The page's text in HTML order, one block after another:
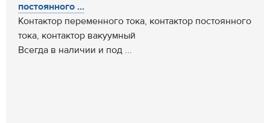
постоянного ...
Контактор переменного тока, контактор постоянного
тока, контактор вакуумный
Всегда в наличии и под ...